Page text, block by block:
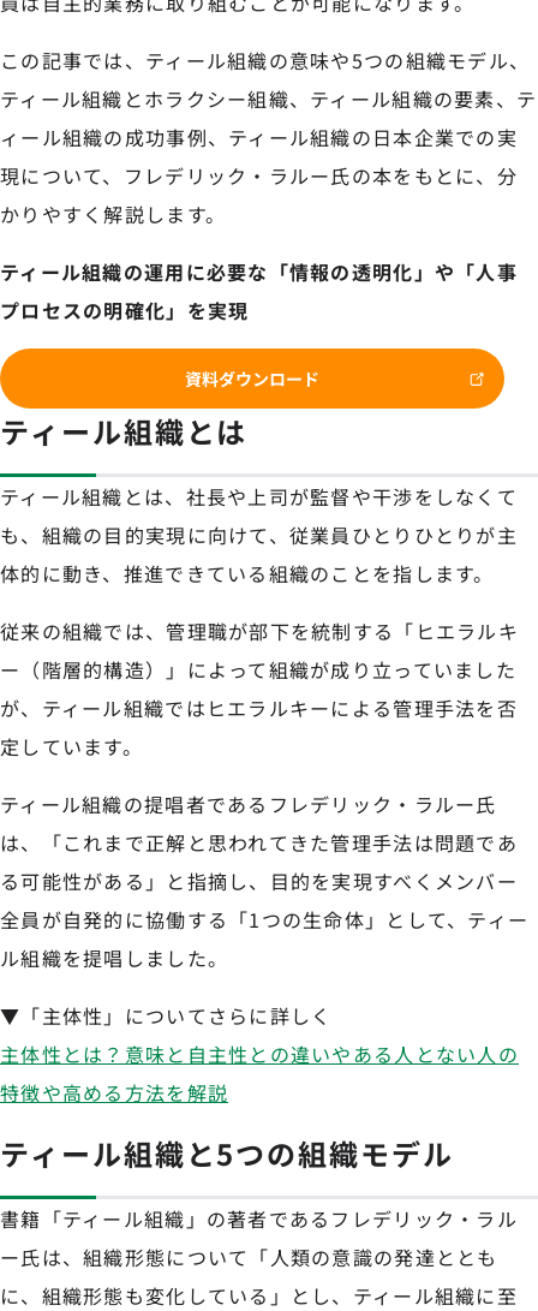
この記事では、ティール組織の意味や5つの組織モデル、
ティール組織とホラクシー組織、ティール組織の要素、テ
ィール組織の成功事例、ティール組織の日本企業での実
現について、フレデリック・ラルー氏の本をもとに、分
かりやすく解説します。
ティール組織の運用に必要な「情報の透明化」や「人事
プロセスの明確化」を実現
資料ダウンロード
ティール組織とは
ティール組織とは、社長や上司が監督や干渉をしなくて
も、組織の目的実現に向けて、従業員ひとりひとりが主
体的に動き、推進できている組織のことを指します。
従来の組織では、管理職が部下を統制する「ヒエラルキ
ー（階層的構造）」によって組織が成り立っていました
が、ティール組織ではヒエラルキーによる管理手法を否
定しています。
ティール組織の提唱者であるフレデリック・ラルー氏
は、「これまで正解と思われてきた管理手法は問題であ
る可能性がある」と指摘し、目的を実現すべくメンバー
全員が自発的に協働する「1つの生命体」として、ティー
ル組織を提唱しました。
▼「主体性」についてさらに詳しく
主体性とは？意味と自主性との違いやある人とない人の
特徴や高める方法を解説
ティール組織と5つの組織モデル
書籍「ティール組織」の著者であるフレデリック・ラル
ー氏は、組織形態について「人類の意識の発達ととも
に、組織形態も変化している」とし、ティール組織に至